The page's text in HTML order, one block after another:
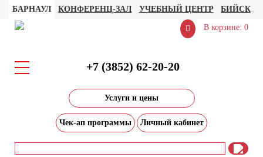
БАРНАУЛ КОНФЕРЕНЦ-ЗАЛ УЧЕБНЫЙ ЦЕНТР БИЙСК
В корзине: 0
+7 (3852) 62-20-20
Услуги и цены
Чек-ап программы Личный кабинет